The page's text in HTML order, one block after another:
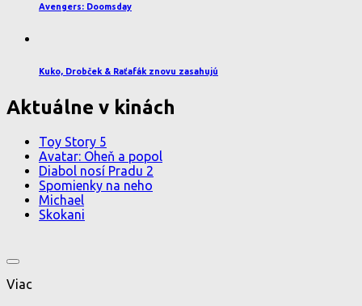
Avengers: Doomsday
Kuko, Drobček & Raťafák znovu zasahujú
Aktuálne v kinách
Toy Story 5
Avatar: Oheň a popol
Diabol nosí Pradu 2
Spomienky na neho
Michael
Skokani
Viac